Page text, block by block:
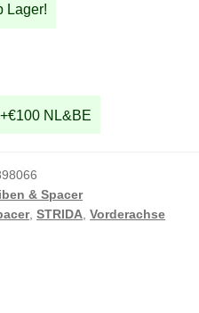
Lager!
NL&BE
& Spacer
,STRIDA ,Vorderachse